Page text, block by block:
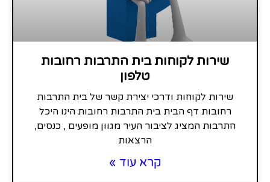
שירות לקוחות בית התרבות רחובות
טלפון
שירות לקוחות ודרכי יצירת קשר של בית התרבות
רחובות דף הבית בית התרבות רחובות הינו היכל
התרבות המציג לציבור העיר מגוון מופעים , כנסים,
הרצאות
קרא עוד »